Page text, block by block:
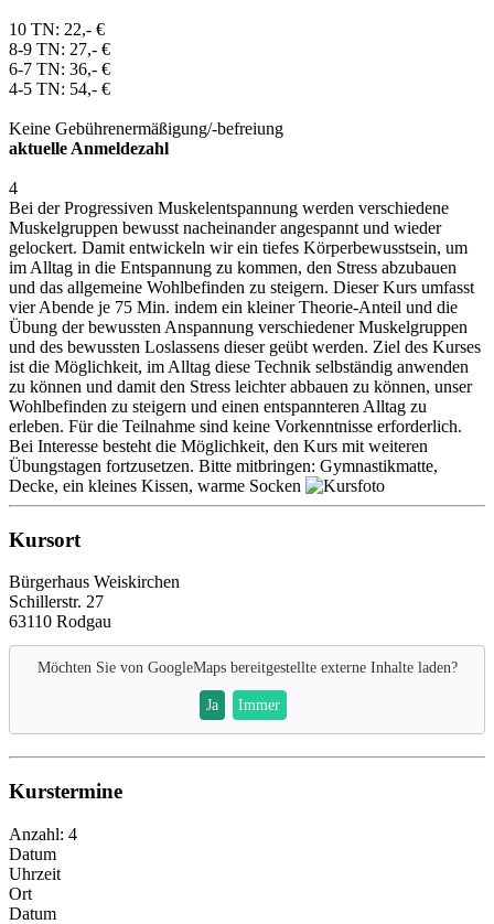
10 TN: 22,- €
8-9 TN: 27,- €
6-7 TN: 36,- €
4-5 TN: 54,- €
Keine Gebührenermäßigung/-befreiung
aktuelle Anmeldezahl
4
Bei der Progressiven Muskelentspannung werden verschiedene
Muskelgruppen bewusst nacheinander angespannt und wieder
gelockert. Damit entwickeln wir ein tiefes Körperbewusstsein, um
im Alltag in die Entspannung zu kommen, den Stress abzubauen
und das allgemeine Wohlbefinden zu steigern. Dieser Kurs umfasst
vier Abende je 75 Min. indem ein kleiner Theorie-Anteil und die
Übung der bewussten Anspannung verschiedener Muskelgruppen
und des bewussten Loslassens dieser geübt werden. Ziel des Kurses
ist die Möglichkeit, im Alltag diese Technik selbständig anwenden
zu können und damit den Stress leichter abbauen zu können, unser
Wohlbefinden zu steigern und einen entspannteren Alltag zu
erleben. Für die Teilnahme sind keine Vorkenntnisse erforderlich.
Bei Interesse besteht die Möglichkeit, den Kurs mit weiteren
Übungstagen fortzusetzen. Bitte mitbringen: Gymnastikmatte,
Decke, ein kleines Kissen, warme Socken
Kursort
Bürgerhaus Weiskirchen
Schillerstr. 27
63110 Rodgau
Möchten Sie von GoogleMapsbereitgestellte externe Inhalte laden?
Ja Immer
Kurstermine
Anzahl: 4
Datum
Uhrzeit
Ort
Datum